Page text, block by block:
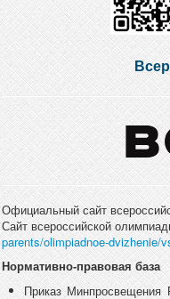
Официальный сайт
Сайт всероссийской
parents/olimpiadnoe-dvizhenie/
Нормативно-правовая база
Приказ